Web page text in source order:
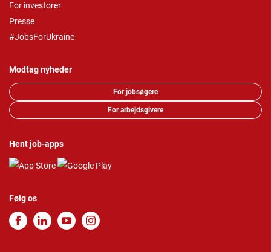
For investorer
Presse
#JobsForUkraine
Modtag nyheder
For jobsøgere
For arbejdsgivere
Hent job-apps
Følg os